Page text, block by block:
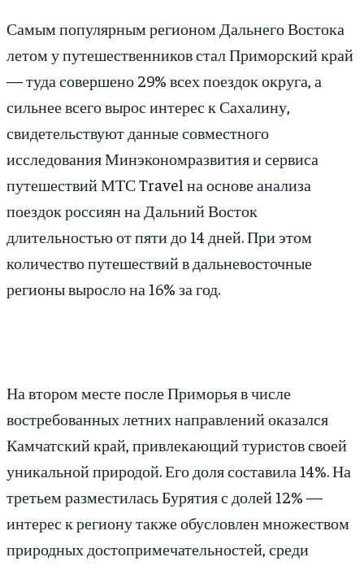
Самым популярным регионом Дальнего Востока
летом у путешественников стал Приморский край
— туда совершено 29% всех поездок округа, а
сильнее всего вырос интерес к Сахалину,
свидетельствуют данные совместного
исследования Минэкономразвития и сервиса
путешествий МТС Travel на основе анализа
поездок россиян на Дальний Восток
длительностью от пяти до 14 дней. При этом
количество путешествий в дальневосточные
регионы выросло на 16% за год.
На втором месте после Приморья в числе
востребованных летних направлений оказался
Камчатский край, привлекающий туристов своей
уникальной природой. Его доля составила 14%. На
третьем разместилась Бурятия с долей 12% —
интерес к региону также обусловлен множеством
природных достопримечательностей, среди